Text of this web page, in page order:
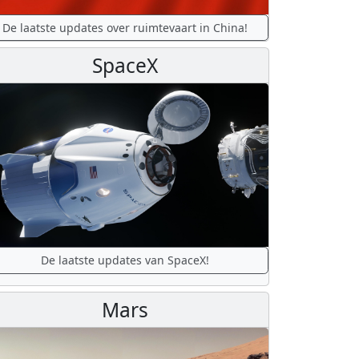
De laatste updates over ruimtevaart in China!
SpaceX
De laatste updates van SpaceX!
Mars